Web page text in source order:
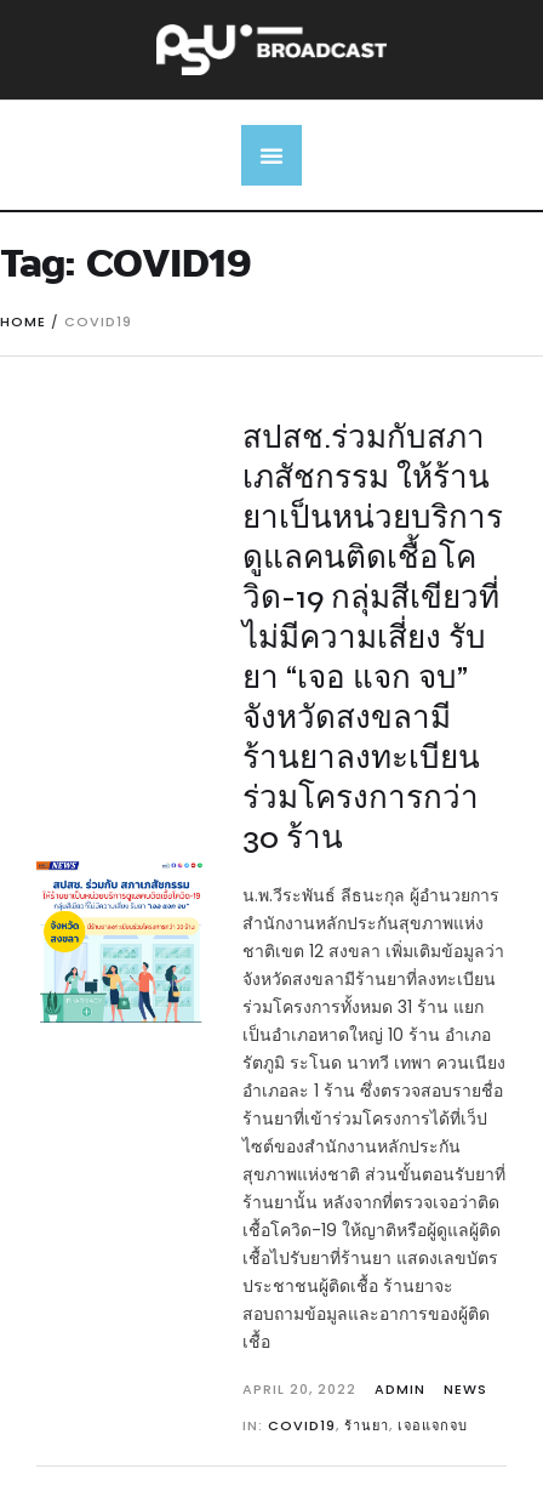
Tag: COVID19
HOME / COVID19
สปสช.ร่วมกับสภา
เภสัชกรรม ให้ร้าน
ยาเป็นหน่วยบริการ
ดูแลคนติดเชื้อโค
วิด-19 กลุ่มสีเขียวที่
ไม่มีความเสี่ยง รับ
ยา “เจอ แจก จบ”
จังหวัดสงขลามี
ร้านยาลงทะเบียน
ร่วมโครงการกว่า
30 ร้าน
น.พ.วีระพันธ์ ลีธนะกุล ผู้อำนวยการ
สำนักงานหลักประกันสุขภาพแห่ง
ชาติเขต 12 สงขลา เพิ่มเติมข้อมูลว่า
จังหวัดสงขลามีร้านยาที่ลงทะเบียน
ร่วมโครงการทั้งหมด 31 ร้าน แยก
เป็นอำเภอหาดใหญ่ 10 ร้าน อำเภอ
รัตภูมิ ระโนด นาทวี เทพา ควนเนียง
อำเภอละ 1 ร้าน ซึ่งตรวจสอบรายชื่อ
ร้านยาที่เข้าร่วมโครงการได้ที่เว็ป
ไซต์ของสำนักงานหลักประกัน
สุขภาพแห่งชาติ ส่วนขั้นตอนรับยาที่
ร้านยานั้น หลังจากที่ตรวจเจอว่าติด
เชื้อโควิด-19 ให้ญาติหรือผู้ดูแลผู้ติด
เชื้อไปรับยาที่ร้านยา แสดงเลขบัตร
ประชาชนผู้ติดเชื้อ ร้านยาจะ
สอบถามข้อมูลและอาการของผู้ติด
เชื้อ
APRIL 20, 2022 ADMIN
NEWS
IN: COVID19, ร้านยา, เจอแจกจบ